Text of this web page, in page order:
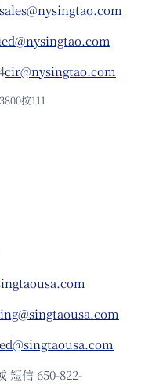
cir@nysingtao.com
按111
短信 650-822-